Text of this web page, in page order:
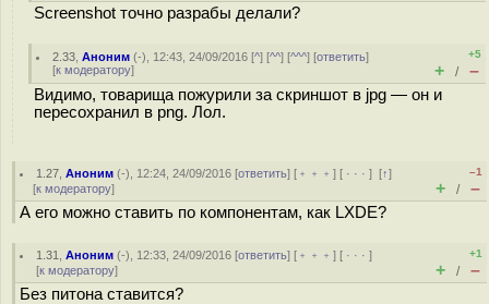
Screenshot точно разрабы делали?
2.33 ,Аноним (-), 12:43, 24/09/2016 [^] [^^] [^^^] [ответить]
[к модератору]
+5
+ / –
Видимо, товарища пожурили за скриншот в jpg — он и
пересохранил в png. Лол.
1.27 ,Аноним (-), 12:24, 24/09/2016 [ответить] [ ﹢﹢﹢] [ · · ·][↑]
[к модератору]
–1
+ / –
А его можно ставить по компонентам, как LXDE?
1.31 ,Аноним (-), 12:33, 24/09/2016 [ответить] [ ﹢﹢﹢] [ · · ·]
[к модератору]
+1
+ / –
Без питона ставится?